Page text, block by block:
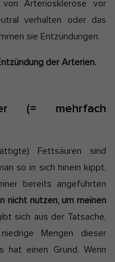
von Arteriosklerose vor
verhalten oder das
sie Entzündungen.
der Arterien.
(= mehrfach
Fettsäuren sind
so in sich hinein kippt,
bereits angeführten
nicht nutzen, um meinen
sich aus der Tatsache,
Mengen dieser
hat einen Grund. Wenn